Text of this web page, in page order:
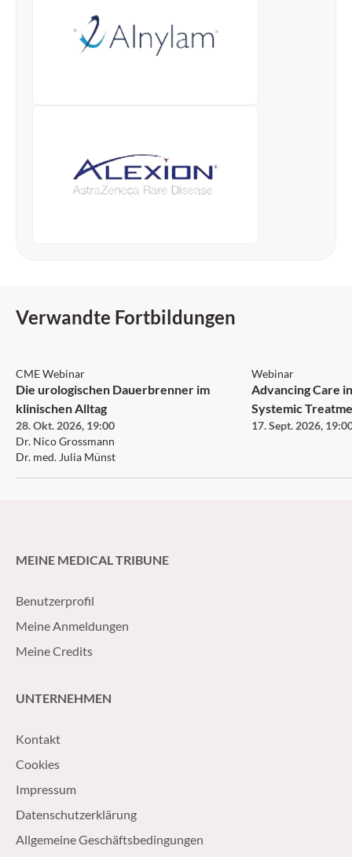
Verwandte Fortbildungen
CME Webinar
Die urologischen Dauerbrenner im
klinischen Alltag
28. Okt. 2026, 19:00
Dr. Nico Grossmann
Dr. med. Julia Münst
Webinar
Advancing Care
Systemic
17. Sept. 2026,
MEINE MEDICAL TRIBUNE
Benutzerprofil
Meine Anmeldungen
Meine Credits
UNTERNEHMEN
Kontakt
Cookies
Impressum
Datenschutzerklärung
Allgemeine Geschäftsbedingungen